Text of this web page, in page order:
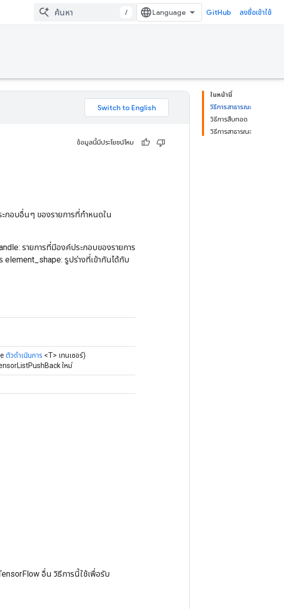
/ GitHub ลงชื่อเข้าใช้
ในหน้านี้
วิธีการสาธารณะ
วิธีการสืบทอด
วิธีการสาธารณะ
ข้อมูลนี้มีประโยชน์ไหม
กอบอื่นๆ ของรายการที่กำหนดใน
รายการที่มีองค์ประกอบของรายการ
element_shape: รูปร่างที่เข้ากันได้กับ
ตัวดำเนินการ <T> เทนเซอร์)
ใหม่
อื่น วิธีการนี้ใช้เพื่อรับ